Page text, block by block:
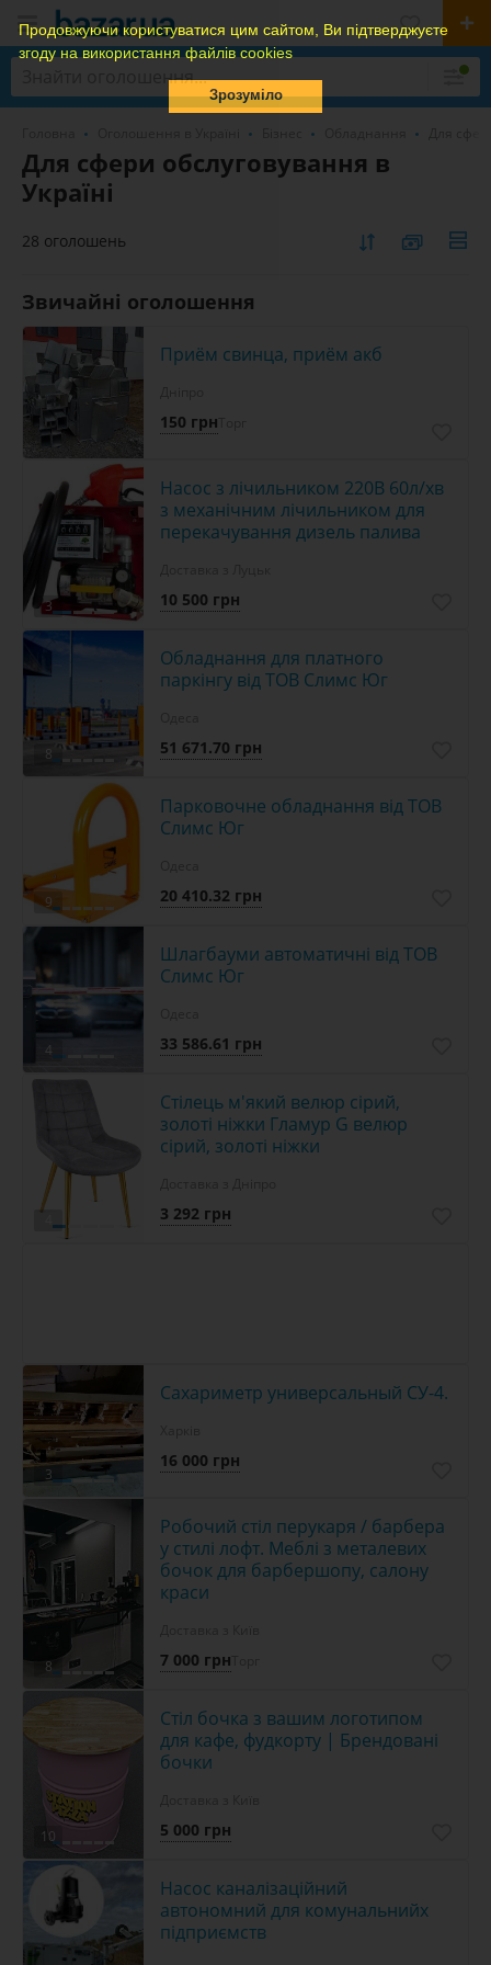
Продовжуючи користуватися цим сайтом, Ви підтверджуєте
згоду на використання файлів cookies
Зрозуміло
Для сфери обслуговування в
Україні
28 оголошень
Звичайні оголошення
Приём свинца, приём акб
150 грн
3
Насос з лічильником 220В 60л/хв
з механічним лічильником для
перекачування дизель палива
10 500 грн
8
Обладнання для платного
паркінгу від ТОВ Слимс Юг
51 671.70 грн
9
Парковочне обладнання від ТОВ
Слимс Юг
20 410.32 грн
4
Шлагбауми автоматичні від ТОВ
Слимс Юг
33 586.61 грн
Стілець м'який велюр сірий,
золоті ніжки Гламур G велюр
сірий, золоті ніжки
3 292 грн
3
Сахариметр универсальный СУ-4.
16 000 грн
8
Робочий стіл перукаря / барбера
у стилі лофт. Меблі з металевих
бочок для барбершопу, салону
краси
7 000 грн
10
Стіл бочка з вашим логотипом
для кафе, фудкорту | Брендовані
бочки
5 000 грн
Насос каналізаційний
автономний для комунальнийх
підприємств